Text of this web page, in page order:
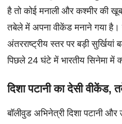
है तो कोई मनाली और कश्मीर की
तबेले में अपना वीकेंड मनाने गया है।
अंतरराष्ट्रीय स्तर पर बड़ी सुर्खियां
पिछले 24 घंटे में भारतीय सिनेमा में
दिशा पटानी का देसी वीकेंड,
बॉलीवुड अभिनेत्री दिशा पटानी